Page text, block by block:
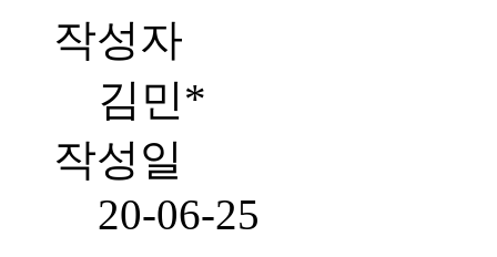
작성자
김민*
작성일
20-06-25